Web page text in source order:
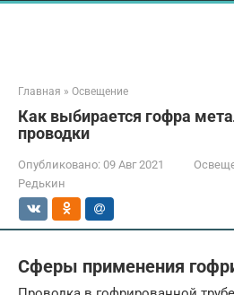
Главная » Освещение
Как выбирается гофра
проводки
Опубликовано: 09 Авг 2021
Редькин
Сферы применения